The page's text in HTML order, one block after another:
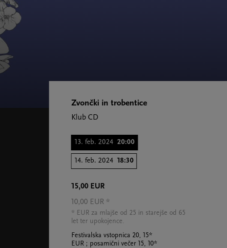
Zvončki in trobentice
Klub CD
13. feb. 2024 20:00
14. feb. 2024 18:30
15,00 EUR
10,00 EUR *
* EUR za mlajše od 25 in starejše od 65
let ter upokojence.
Festivalska vstopnica 20, 15*
EUR ; posamični večer 15, 10*